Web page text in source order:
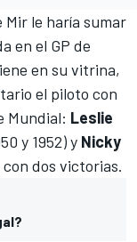
le haría sumar
en el GP de
en su vitrina,
el piloto con
Mundial: Leslie
y 1952) y Nicky
dos victorias.